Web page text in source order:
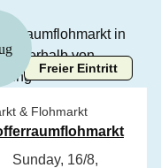
Freier Eintritt
& Flohmarkt
Sunday, 16/8,